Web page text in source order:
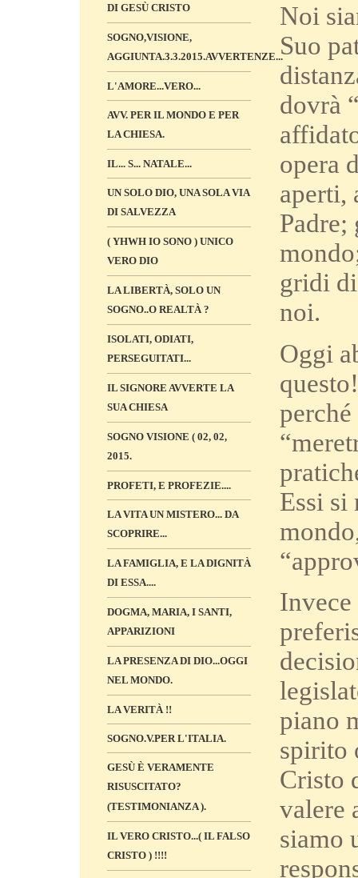
DI GESÙ CRISTO
SOGNO,VISIONE,
AGGIUNTA.3.3.2015.AVVERTENZE...
L'AMORE...VERO...
AVV. PER IL MONDO E PER
LA CHIESA.
IL... S... NATALE...
UN SOLO DIO, UNA SOLA VIA
DI SALVEZZA
( YHWH IO SONO ) UNICO
VERO DIO
LA LIBERTÀ, SOLO UN
SOGNO..O REALTÀ ?
ISOLATI, ODIATI,
PERSEGUITATI...
IL SIGNORE AVVERTE LA
SUA CHIESA
SOGNO VISIONE ( 02, 02,
2015.
PROFETI, E PROFEZIE....
LA VITA UN MISTERO... DA
SCOPRIRE...
LA FAMIGLIA, E LA DIGNITÀ
DI ESSA....
DOGMA, MARIA, I SANTI,
APPARIZIONI
LA PRESENZA DI DIO...OGGI
NEL MONDO.
LA VERITÀ !!
SOGNO.V.PER L'ITALIA.
GESÙ È VERAMENTE
RISUSCITATO?
(TESTIMONIANZA ).
IL VERO CRISTO...( IL FALSO
CRISTO ) !!!!
Noi
Suo
dovrà
opera
aperti,
gridi
noi.
Oggi
Essi si
piano
spirito
Cristo
valere
siamo